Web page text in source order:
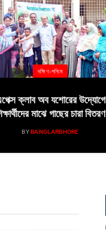
দক্ষিণ-পশ্চিম
ক্লাব অব যশোরের উদ্যোগে
মাঝে গাছের চারা বিতরণ
BY BANGLARBHORE